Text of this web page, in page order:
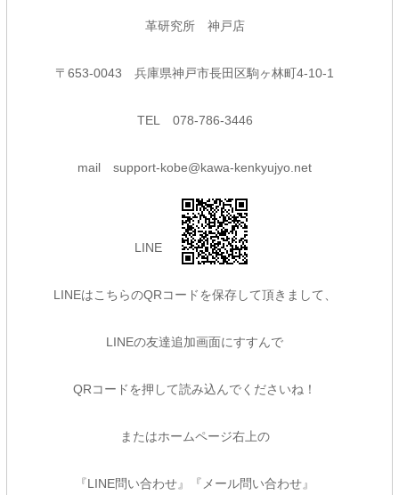
革研究所 神戸店
〒653-0043兵庫県神戸市長田区駒ヶ林町4-10-1
TEL 078-786-3446
mail support-kobe@kawa-kenkyujyo.net
L INE
LINEはこちらのQRコードを保存して頂きまして、
LINEの友達追加画面にすすんで
QRコードを押して読み込んでくださいね！
またはホームページ右上の
『LINE問い合わせ』『メール問い合わせ』